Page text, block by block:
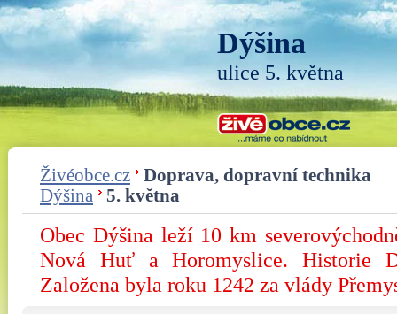
Dýšina
ulice 5. května
Živéobce.cz
Doprava, dopravní technika
Dýšina
5. května
Obec Dýšina leží 10 km
Nová Huť a Horomyslice. Historie
Založena byla roku 1242 za vlády